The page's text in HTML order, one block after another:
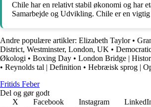
Chile har en relativt stabil økonomi og har
Samarbejde og Udvikling. Chile er en
Andre populære artikler: Elizabeth Taylor•
District, Westminster, London, UK •
Økologi • Boxing Day • London Bridge |
• Reynolds tal | Definition • Hebræisk sprog |
Fritids Feber
Del og gør godt
X
Facebook Instagram